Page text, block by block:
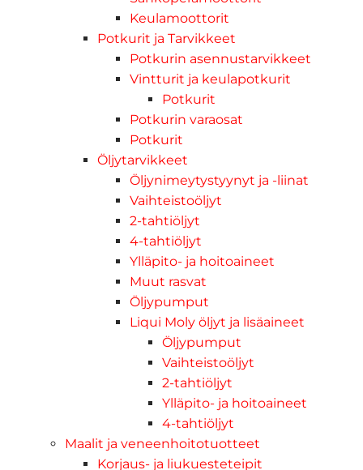
Keulamoottorit
Potkurit ja Tarvikkeet
Potkurin asennustarvikkeet
Vintturit ja keulapotkurit
Potkurit
Potkurin varaosat
Potkurit
Öljytarvikkeet
Öljynimeytystyynyt ja -liinat
Vaihteistoöljyt
2-tahtiöljyt
4-tahtiöljyt
Ylläpito- ja hoitoaineet
Muut rasvat
Öljypumput
Liqui Moly öljyt ja lisäaineet
Öljypumput
Vaihteistoöljyt
2-tahtiöljyt
Ylläpito- ja hoitoaineet
4-tahtiöljyt
Maalit ja veneenhoitotuotteet
Korjaus- ja liukuesteteipit